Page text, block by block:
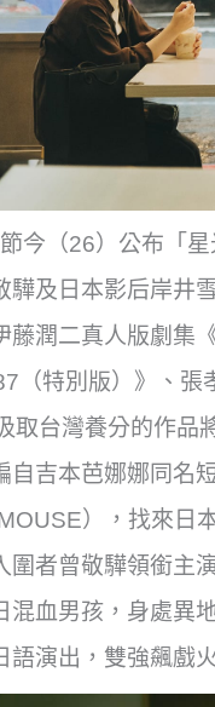
今（26）公布「
驊及日本影后岸井
藤潤二真人版劇集
（特別版）》、
取台灣養分的作品
自吉本芭娜娜同名
），找來
圍者曾敬驊領銜主
混血男孩，身處異
語演出，雙強飆戲